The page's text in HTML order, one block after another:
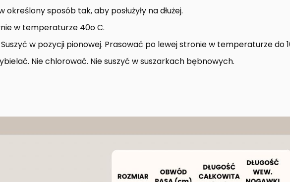
sposób tak, aby posłużyły na dłużej.
w temperaturze 40o C.
w pozycji pionowej. Prasować po lewej stronie w temperaturze do
Nie chlorować. Nie suszyć w suszarkach bębnowych.